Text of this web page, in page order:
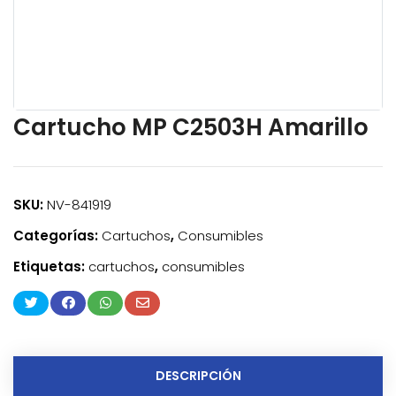
Cartucho MP C2503H Amarillo
SKU:NV-841919
Categorías: Cartuchos, Consumibles
Etiquetas: cartuchos, consumibles
DESCRIPCIÓN